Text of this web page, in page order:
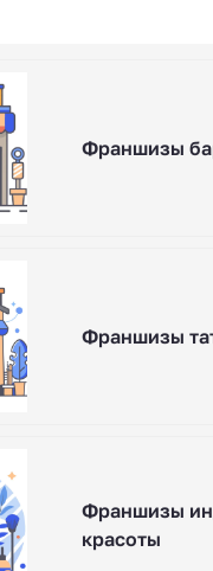
Франшизы
Франшизы
Франшизы
красоты